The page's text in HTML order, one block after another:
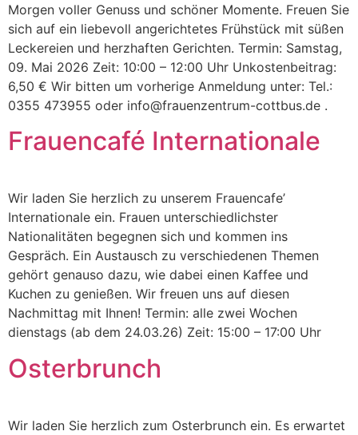
Morgen voller Genuss und schöner Momente. Freuen Sie
sich auf ein liebevoll angerichtetes Frühstück mit süßen
Leckereien und herzhaften Gerichten. Termin: Samstag,
09. Mai 2026 Zeit: 10:00 – 12:00 Uhr Unkostenbeitrag:
6,50 € Wir bitten um vorherige Anmeldung unter: Tel.:
0355 473955 oder info@frauenzentrum-cottbus.de .
Frauencafé Internationale
Wir laden Sie herzlich zu unserem Frauencafe’
Internationale ein. Frauen unterschiedlichster
Nationalitäten begegnen sich und kommen ins
Gespräch. Ein Austausch zu verschiedenen Themen
gehört genauso dazu, wie dabei einen Kaffee und
Kuchen zu genießen. Wir freuen uns auf diesen
Nachmittag mit Ihnen! Termin: alle zwei Wochen
dienstags (ab dem 24.03.26) Zeit: 15:00 – 17:00 Uhr
Osterbrunch
Wir laden Sie herzlich zum Osterbrunch ein. Es erwartet